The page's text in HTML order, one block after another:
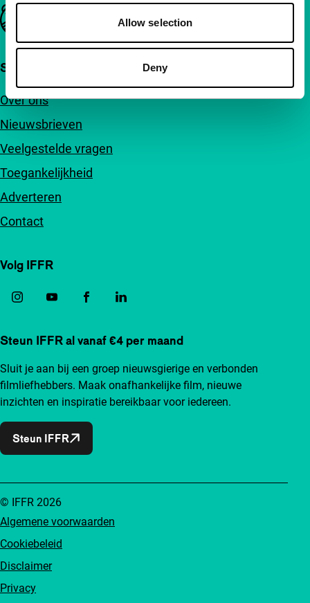
Allow selection
Deny
Belangrijke links
Snel naar
Over ons
Nieuwsbrieven
Veelgestelde vragen
Toegankelijkheid
Adverteren
Contact
Volg IFFR
Steun IFFR al vanaf €4 per maand
Sluit je aan bij een groep nieuwsgierige en verbonden
filmliefhebbers. Maak onafhankelijke film, nieuwe
inzichten en inspiratie bereikbaar voor iedereen.
Steun IFFR
Algemene voorwaarden
Cookiebeleid
Disclaimer
Privacy
© IFFR 2026